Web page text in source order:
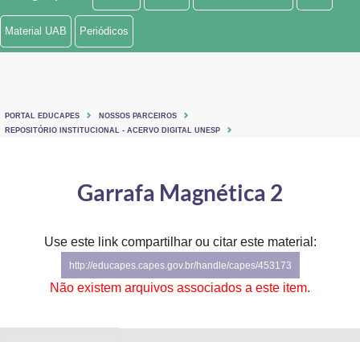
Ministério de Minas e Energia
Ministério do Turismo
Controladoria-Geral da União
Material UAB Periódicos
PORTAL EDUCAPES
NOSSOS PARCEIROS
REPOSITÓRIO INSTITUCIONAL - ACERVO DIGITAL UNESP
Garrafa Magnética 2
Use este link compartilhar ou citar este material:
http://educapes.capes.gov.br/handle/capes/453173
Não existem arquivos associados a este item.